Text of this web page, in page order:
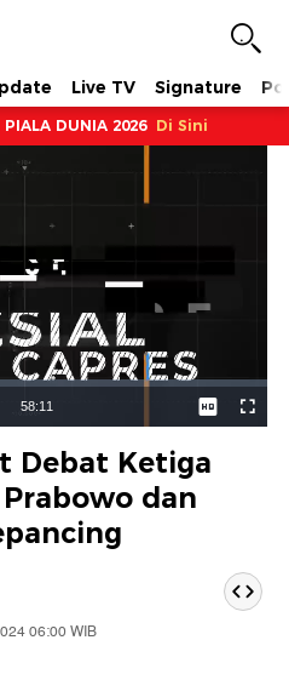
Live TV Signature
DUNIA 2026 Di Sini
Durasi
58:11
Debat Ketiga
dan
06:00 WIB